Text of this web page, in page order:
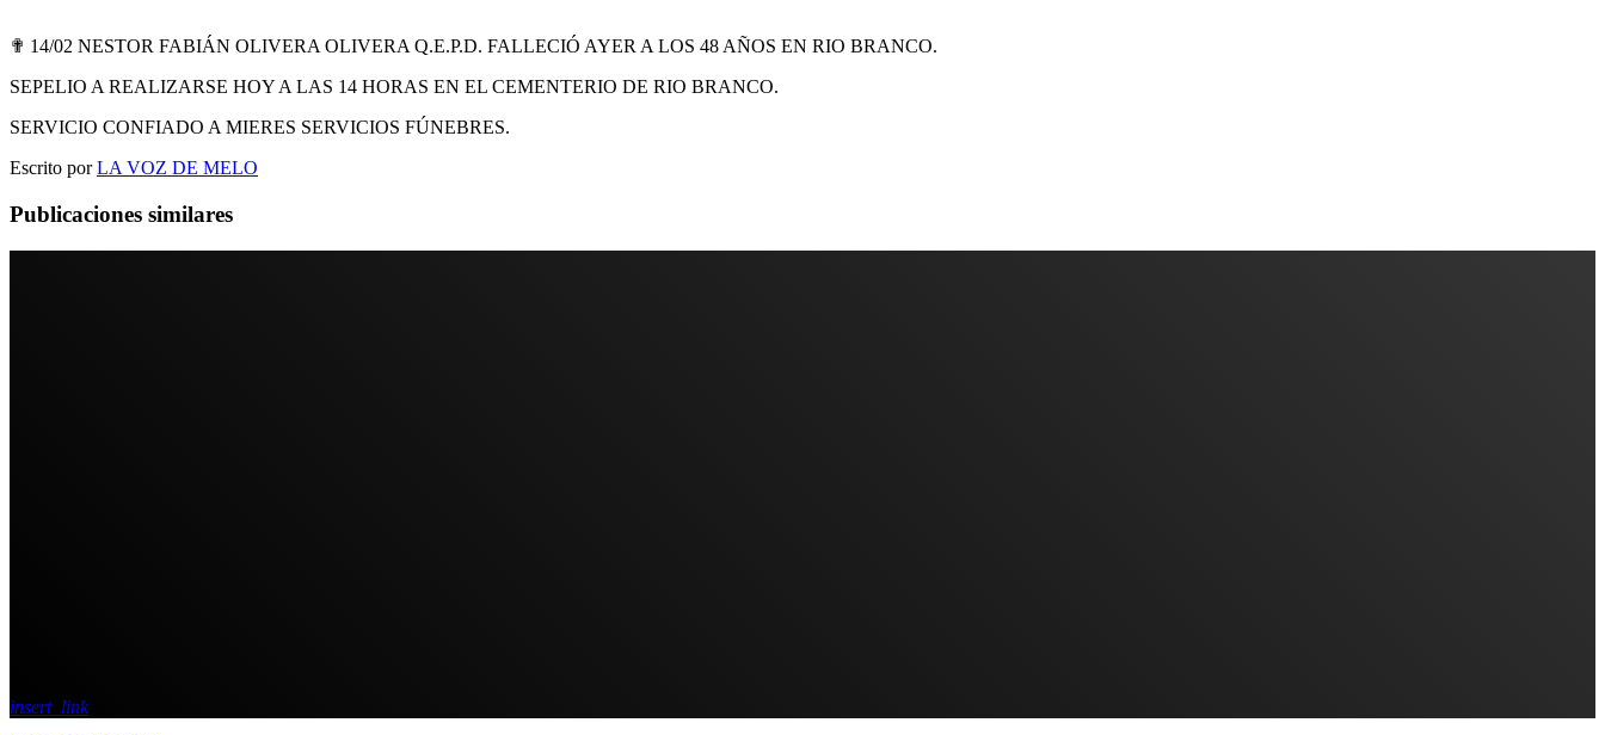
✟ 14/02 NESTOR FABIÁN OLIVERA OLIVERA Q.E.P.D. FALLECIÓ AYER A LOS 48 AÑOS EN RIO BRANCO.
SEPELIO A REALIZARSE HOY A LAS 14 HORAS EN EL CEMENTERIO DE RIO BRANCO.
SERVICIO CONFIADO A MIERES SERVICIOS FÚNEBRES.
Escrito porLA VOZ DE MELO
Publicaciones similares
insert_link